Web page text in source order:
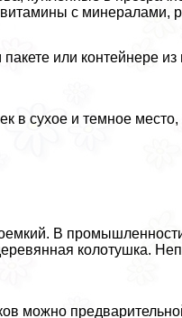
с минералами,
или контейнере
в сухое и темное
В
колотушка.
можно